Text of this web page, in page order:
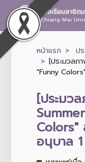
โรงเรียนสาธิ
Chiang Mai
หน้าแรก
ป
[ประมวลภ
"Funny
[ประมว
Colors"
อนุบาล 1